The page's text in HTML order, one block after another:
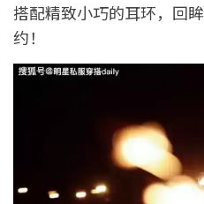
搭配精致小巧的耳环，回
约！